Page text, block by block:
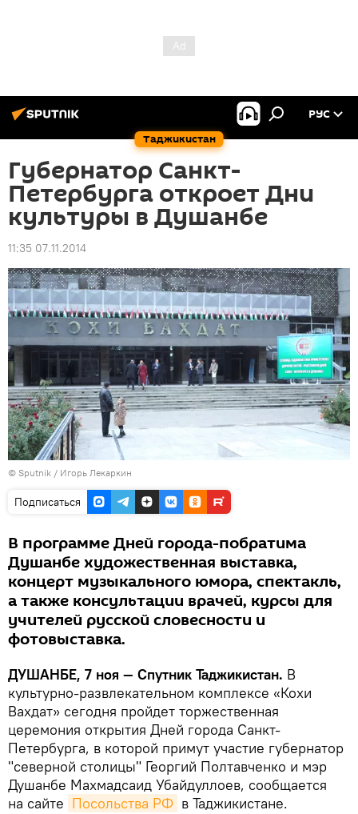
Таджикистан
РУС
Губернатор Санкт-
Петербурга откроет Дни
культуры в Душанбе
11:35 07.11.2014
© Sputnik / Игорь Лекаркин
Подписаться
В программе Дней города-побратима
Душанбе художественная выставка,
концерт музыкального юмора, спектакль,
а также консультации врачей, курсы для
учителей русской словесности и
фотовыставка.
ДУШАНБЕ, 7 ноя — Спутник Таджикистан. В
культурно-развлекательном комплексе «Кохи
Вахдат» сегодня пройдет торжественная
церемония открытия Дней города Санкт-
Петербурга, в которой примут участие губернатор
"северной столицы" Георгий Полтавченко и мэр
Душанбе Махмадсаид Убайдуллоев, сообщается
на сайте Посольства РФ в Таджикистане.